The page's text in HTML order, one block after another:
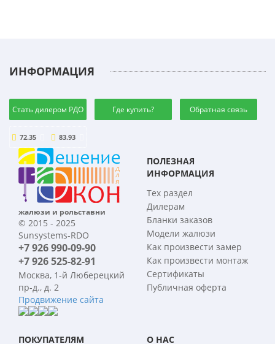
ИНФОРМАЦИЯ
Стать дилером РДО Где купить? Обратная связь
72.35 83.93
жалюзи и рольставни
© 2015 - 2025
Sunsystems-RDO
+7 926 990-09-90
+7 926 525-82-91
Москва, 1-й Люберецкий
пр-д., д. 2
Продвижение сайта
ПОЛЕЗНАЯ
ИНФОРМАЦИЯ
Тех раздел
Дилерам
Бланки заказов
Модели жалюзи
Как произвести замер
Как произвести монтаж
Сертификаты
Публичная оферта
ПОКУПАТЕЛЯМ О НАС